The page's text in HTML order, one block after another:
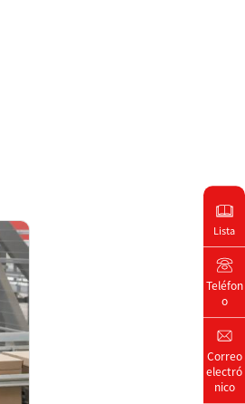
Lista
Teléfon
o
Correo
electró
nico